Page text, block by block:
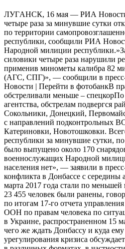
ЛУГAНСК, 16 мaя — РИА
четыре раза за минувшие сутки
по территории
республики, сообщили РИА
Народной милиции
силовики четыре раза нарушили
применив минометы калибра 82
(АГС, СПГ)», — сообщили в
Новости | Перейти в фотобанкВ
обстреливали меньше –
агентства, обстрелам подвергся
Сокольники, Донецкий,
с направлений подконтрольных
Катериновки, Новотошковки.
республики за минувшие сутки,
было выпущено около 170
военнослужащих Народной
населения нет», — заявили в
конфликта в Донбассе с середины
марта 2017 года стали по
23 455 человек были ранены,
по итогам 17-го отчета
ООН по правам человека по
в Украине, распространенном 15
чего же ждать Донбассу и куда
урегулирования кризиса